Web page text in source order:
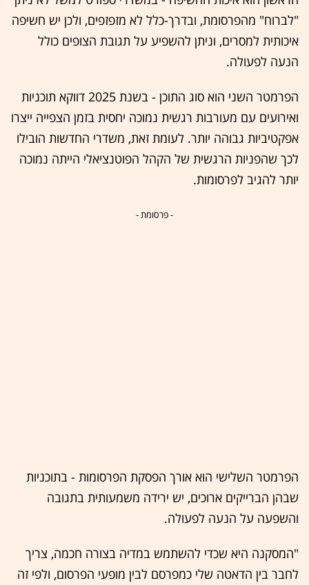
"לברוח" מהפרסומת, ובדרך-כלל לא מזפזפים, ולכן יש חשיפה
איכותית למסרים, וניתן להשפיע על תגובת הצופים כולל
הנעה לפעולה.
הפרמטר השני הוא סוג התוכן - בשנת 2025 דווקא תוכניות
ואירועים עם מעורבות רגשית נמוכה יחסית בזמן הצפייה ייצרו
אפקטיביות גבוהה יותר. לעומת זאת, משדרי החדשות הובילו
לכך שהפניות הרגשית של הקהל הפוטנציאלי הייתה נמוכה
יותר להגיב לפרסומות.
- פרסומת -
הפרמטר השלישי הוא אורך הפסקת הפרסומות - בתוכניות
שבהן הברייקים ארוכים, יש ירידה משמעותית בתגובה
והשפעה על הנעה לפעולה.
"המסקנה היא שכדי להשתמש במדיה בצורה חכמה, צריך
לחבר בין הדאטה שלי כמפרסם לבין מופעי הפרסום, ולפי זה